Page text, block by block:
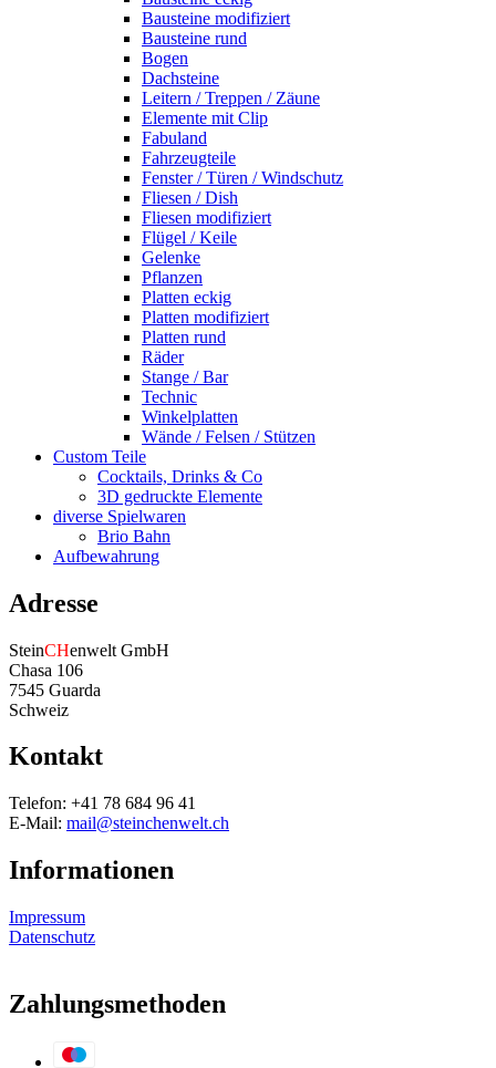
Bausteine modifiziert
Bausteine rund
Bogen
Dachsteine
Leitern / Treppen / Zäune
Elemente mit Clip
Fabuland
Fahrzeugteile
Fenster / Türen / Windschutz
Fliesen / Dish
Fliesen modifiziert
Flügel / Keile
Gelenke
Pflanzen
Platten eckig
Platten modifiziert
Platten rund
Räder
Stange / Bar
Technic
Winkelplatten
Wände / Felsen / Stützen
Custom Teile
Cocktails, Drinks & Co
3D gedruckte Elemente
diverse Spielwaren
Brio Bahn
Aufbewahrung
Adresse
SteinCHenwelt GmbH
Chasa 106
7545 Guarda
Schweiz
Kontakt
Telefon: +41 78 684 96 41
E-Mail: mail@steinchenwelt.ch
Informationen
Impressum
Datenschutz
Zahlungsmethoden